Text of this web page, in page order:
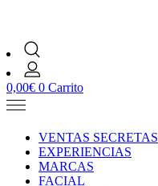
0,00€ 0 Carrito
VENTAS SECRETAS
EXPERIENCIAS
MARCAS
FACIAL